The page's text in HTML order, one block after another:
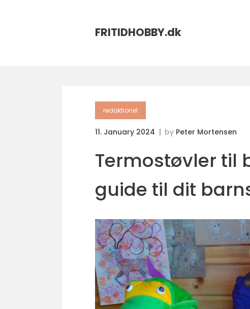
FRITIDHOBBY.dk
redaktionel
11. January 2024 by Peter Mortensen
Termostøvler til
guide til dit